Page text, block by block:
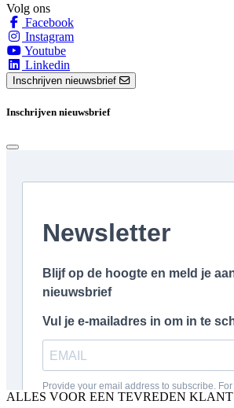
Volg ons
Facebook
Instagram
Youtube
Linkedin
Inschrijven nieuwsbrief
Inschrijven nieuwsbrief
ALLES VOOR EEN TEVREDEN KLANT